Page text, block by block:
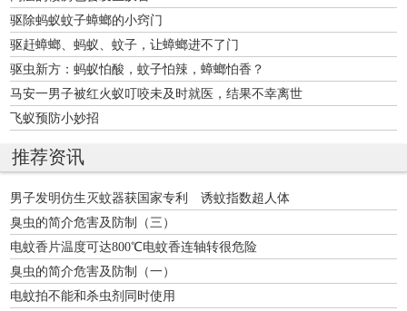
驱除蚂蚁蚊子蟑螂的小窍门
驱赶蟑螂、蚂蚁、蚊子，让蟑螂进不了门
驱虫新方：蚂蚁怕酸，蚊子怕辣，蟑螂怕香？
马安一男子被红火蚁叮咬未及时就医，结果不幸离世
飞蚁预防小妙招
推荐资讯
男子发明仿生灭蚊器获国家专利 诱蚊指数超人体
臭虫的简介危害及防制（三）
电蚊香片温度可达800℃电蚊香连轴转很危险
臭虫的简介危害及防制（一）
电蚊拍不能和杀虫剂同时使用